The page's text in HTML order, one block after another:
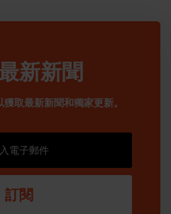
新新聞
取最新新聞和獨家更新。
訂閱